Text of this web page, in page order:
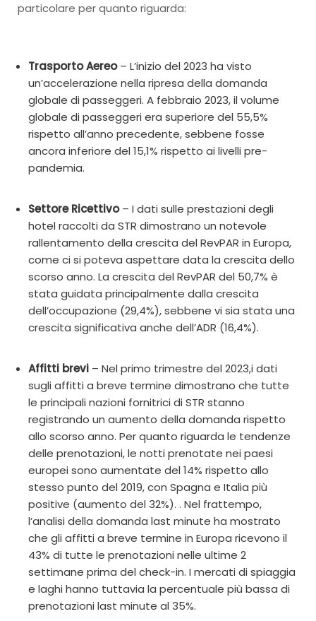
particolare per quanto riguarda:
Trasporto Aereo– L’inizio del 2023 ha visto
un’accelerazione nella ripresa della domanda
globale di passeggeri. A febbraio 2023, il volume
globale di passeggeri era superiore del 55,5%
rispetto all’anno precedente, sebbene fosse
ancora inferiore del 15,1% rispetto ai livelli pre-
pandemia.
Settore Ricettivo– I dati sulle prestazioni degli
hotel raccolti da STR dimostrano un notevole
rallentamento della crescita del RevPAR in Europa,
come ci si poteva aspettare data la crescita dello
scorso anno. La crescita del RevPAR del 50,7% è
stata guidata principalmente dalla crescita
dell’occupazione (29,4%), sebbene vi sia stata una
crescita significativa anche dell’ADR (16,4%).
Affitti brevi – Nel primo trimestre del 2023,i dati
sugli affitti a breve termine dimostrano che tutte
le principali nazioni fornitrici di STR stanno
registrando un aumento della domanda rispetto
allo scorso anno. Per quanto riguarda le tendenze
delle prenotazioni, le notti prenotate nei paesi
europei sono aumentate del 14% rispetto allo
stesso punto del 2019, con Spagna e Italia più
positive (aumento del 32%). . Nel frattempo,
l’analisi della domanda last minute ha mostrato
che gli affitti a breve termine in Europa ricevono il
43% di tutte le prenotazioni nelle ultime 2
settimane prima del check-in. I mercati di spiaggia
e laghi hanno tuttavia la percentuale più bassa di
prenotazioni last minute al 35%.